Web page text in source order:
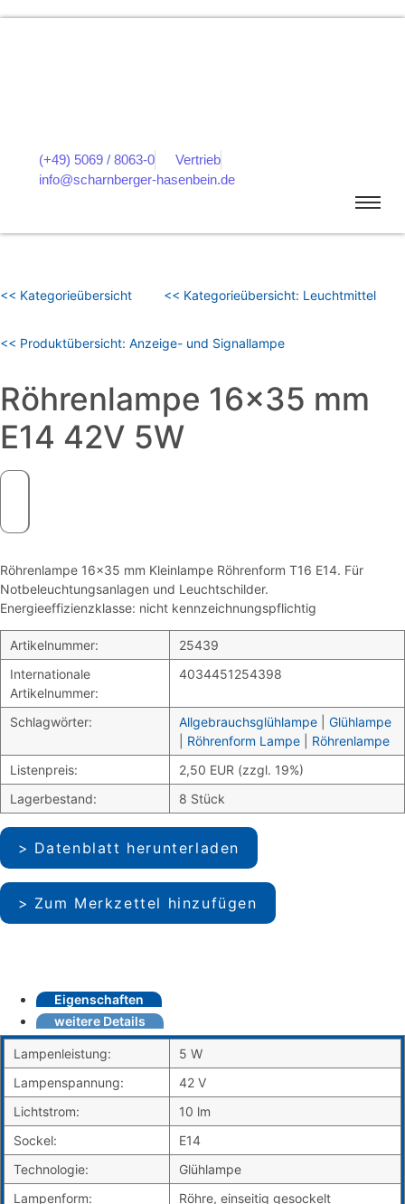
(+49) 5069 / 8063-0
Vertrieb
info@scharnberger-hasenbein.de
<< Kategorieübersicht << Kategorieübersicht: Leuchtmittel
<< Produktübersicht: Anzeige- und Signallampe
Röhrenlampe 16×35 mm
E14 42V 5W
Röhrenlampe 16×35 mm Kleinlampe Röhrenform T16 E14. Für
Notbeleuchtungsanlagen und Leuchtschilder.
Energieeffizienzklasse: nicht kennzeichnungspflichtig
Artikelnummer:
25439
Internationale
Artikelnummer:
4034451254398
Schlagwörter: Allgebrauchsglühlampe
Glühlampe
Röhrenform Lampe
Röhrenlampe
Listenpreis:
2,50 EUR (zzgl. 19%)
Lagerbestand:
8 Stück
Datenblatt herunterladen
Zum Merkzettel hinzufügen
Eigenschaften
weitere Details
Lampenleistung:
5 W
Lampenspannung:
42 V
Lichtstrom:
10 lm
Sockel:
E14
Technologie:
Glühlampe
Lampenform:
Röhre, einseitig gesockelt